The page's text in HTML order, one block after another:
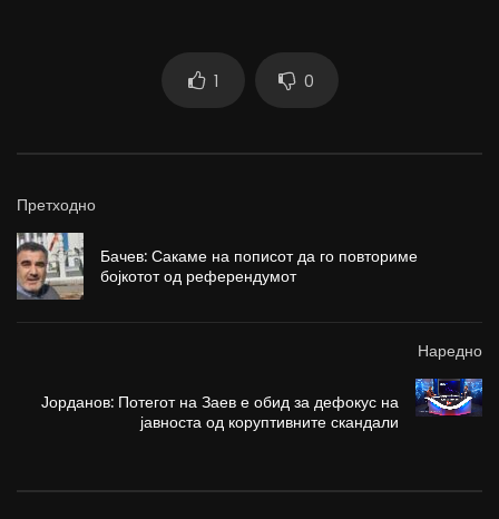
1 0
Претходно
Бачев: Сакаме на пописот да го повториме
бојкотот од референдумот
Наредно
Јорданов: Потегот на Заев е обид за дефокус на
јавноста од коруптивните скандали